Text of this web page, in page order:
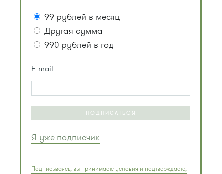
99 рублей в месяц
Другая сумма
990 рублей в год
E-mail
ПОДПИСАТЬСЯ
Я уже подписчик
Подписываясь, вы принимаете условия и подтверждаете,